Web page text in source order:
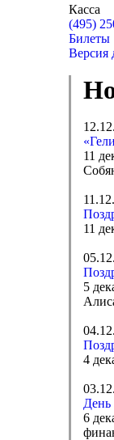
Касса
(495)
Билеты
Версия
11
11
5
4
День
6